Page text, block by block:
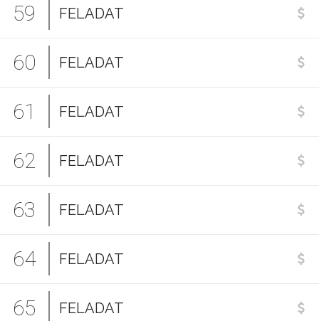
59 FELADAT
60 FELADAT
61 FELADAT
62 FELADAT
63 FELADAT
64 FELADAT
65 FELADAT